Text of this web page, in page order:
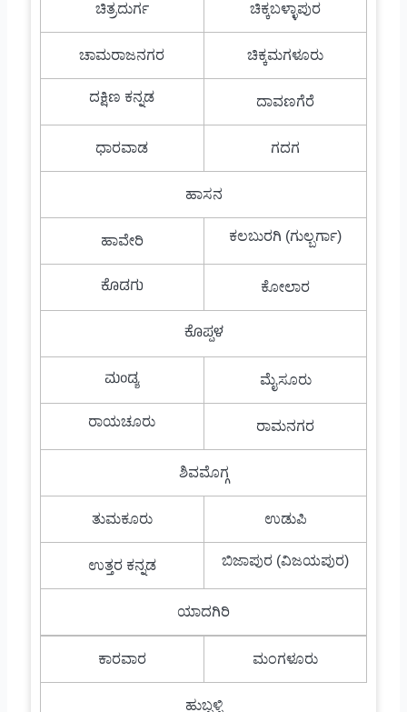
ಚಿತ್ರದುರ್ಗ ಚಿಕ್ಕಬಳ್ಳಾಪುರ
ಚಾಮರಾಜನಗರ ಚಿಕ್ಕಮಗಳೂರು
ದಕ್ಷಿಣ ಕನ್ನಡ ದಾವಣಗೆರೆ
ಧಾರವಾಡ ಗದಗ
ಹಾಸನ
ಹಾವೇರಿ ಕಲಬುರಗಿ (ಗುಲ್ಬರ್ಗಾ)
ಕೊಡಗು ಕೋಲಾರ
ಕೊಪ್ಪಳ
ಮಂಡ್ಯ
ಮೈಸೂರು
ರಾಯಚೂರು ರಾಮನಗರ
ಶಿವಮೊಗ್ಗ
ತುಮಕೂರು ಉಡುಪಿ
ಉತ್ತರ ಕನ್ನಡ ಬಿಜಾಪುರ (ವಿಜಯಪುರ)
ಯಾದಗಿರಿ
ಕಾರವಾರ ಮಂಗಳೂರು
ಹುಬ್ಬಳ್ಳಿ